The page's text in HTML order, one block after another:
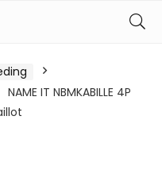
NAME IT NBMKABILLE 4P